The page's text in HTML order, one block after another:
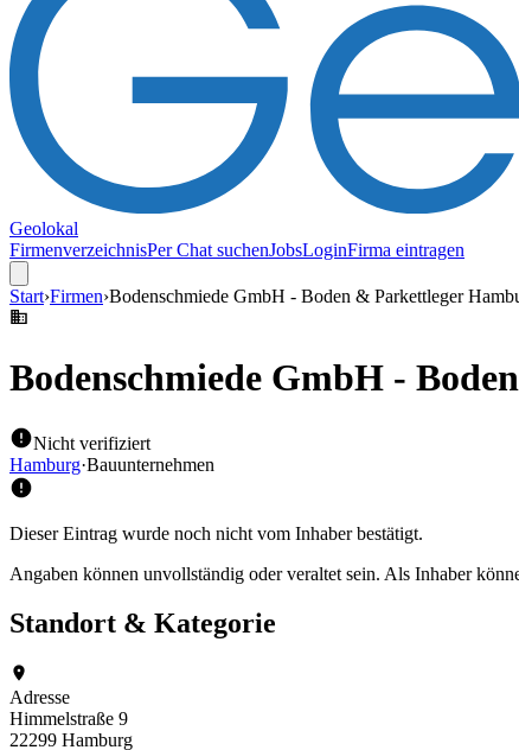
Geolokal
FirmenverzeichnisPer Chat suchenJobsLoginFirma eintragen
Start›Firmen›Bodenschmiede GmbH - Boden & Parkettleger
Bodenschmiede GmbH -
Nicht verifiziert
Hamburg·Bauunternehmen
Dieser Eintrag wurde noch nicht vom Inhaber bestätigt.
Angaben können unvollständig oder veraltet sein. Als Inhaber
Standort & Kategorie
Adresse
Himmelstraße 9
22299 Hamburg